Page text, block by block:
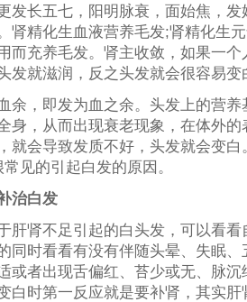
发长五七，阳明脉衰，面始焦，发
肾精化生血液营养毛发;肾精化生
而充养毛发。肾主收敛，如果一个
发就滋润，反之头发就会很容易变
余，即发为血之余。头发上的营
身，从而出现衰老现象，在体外
就会导致发质不好，头发就会变
见的引起白发的原因。
治白发
肝肾不足引起的白头发，可以看看
同时看看有没有伴随头晕、失眠、
或者出现舌偏红、苔少或无、脉
白时第一反应就是要补肾，其实肝